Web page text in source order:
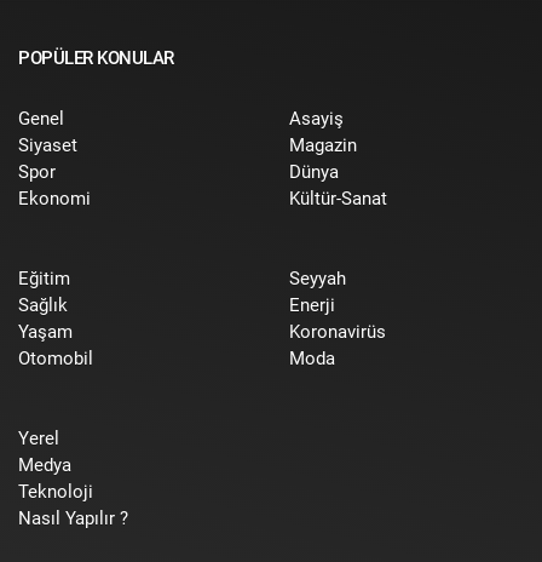
POPÜLER KONULAR
Genel
Siyaset
Spor
Ekonomi
Asayiş
Magazin
Dünya
Kültür-Sanat
Eğitim
Sağlık
Yaşam
Otomobil
Seyyah
Enerji
Koronavirüs
Moda
Yerel
Medya
Teknoloji
Nasıl Yapılır ?